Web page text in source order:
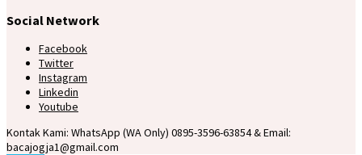
Social Network
Facebook
Twitter
Instagram
Linkedin
Youtube
Kontak Kami: WhatsApp (WA Only) 0895-3596-63854 & Email:
bacajogja1@gmail.com